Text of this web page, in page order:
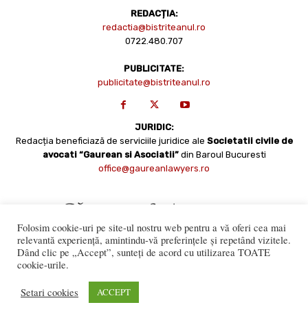
REDACȚIA:
redactia@bistriteanul.ro
0722.480.707
PUBLICITATE:
publicitate@bistriteanul.ro
JURIDIC:
Redacția beneficiază de serviciile juridice ale Societatii civile de
avocati “Gaurean si Asociatii” din Baroul Bucuresti
office@gaureanlawyers.ro
numai cu acordul expres al Bistriteanul.Ro. © Copyright 2008 -
Folosim cookie-uri pe site-ul nostru web pentru a vă oferi cea mai
relevantă experiență, amintindu-vă preferințele și repetând vizitele.
Dând clic pe „Accept”, sunteți de acord cu utilizarea TOATE
cookie-urile.
Setari cookies ACCEPT